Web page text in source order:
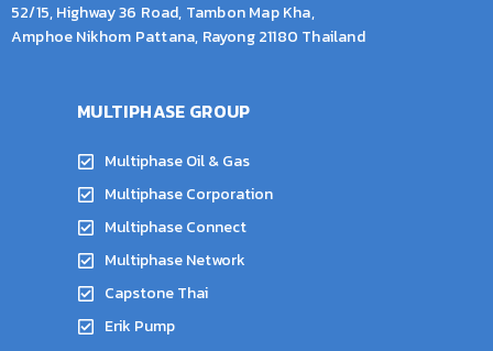
52/15, Highway 36 Road, Tambon Map Kha,
Amphoe Nikhom Pattana, Rayong 21180 Thailand
MULTIPHASE GROUP
Multiphase Oil & Gas
Multiphase Corporation
Multiphase Connect
Multiphase Network
Capstone Thai
Erik Pump